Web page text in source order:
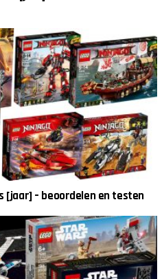
[jaar] – beoordelen en testen